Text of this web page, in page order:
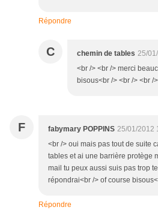
Répondre
C chemin de tables 25/
<br /> <br /> merci
bisous<br /> <br /> <br /
F fabymary POPPINS 25/01/2012
<br /> oui mais pas tout de suite
tables et ai une barrière protège
mail tu peux aussi suis pas trop
répondrai<br /> of course
Répondre